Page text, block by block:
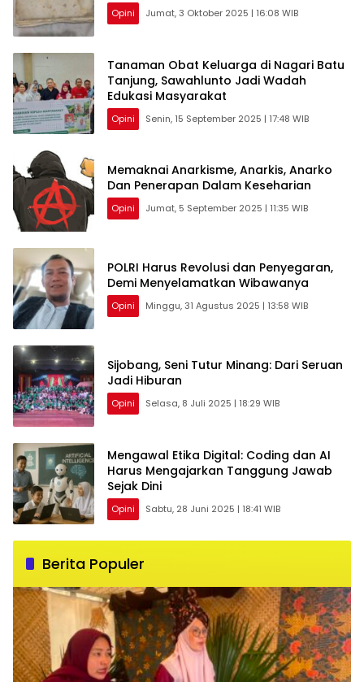
Opini Jumat, 3 Oktober 2025 | 16:08 WIB
Tanaman Obat Keluarga di Nagari Batu
Tanjung, Sawahlunto Jadi Wadah
Edukasi Masyarakat
Opini Senin, 15 September 2025 | 17:48 WIB
Memaknai Anarkisme, Anarkis, Anarko
Dan Penerapan Dalam Keseharian
Opini Jumat, 5 September 2025 | 11:35 WIB
POLRI Harus Revolusi dan Penyegaran,
Demi Menyelamatkan Wibawanya
Opini Minggu, 31 Agustus 2025 | 13:58 WIB
Sijobang, Seni Tutur Minang: Dari Seruan
Jadi Hiburan
Opini Selasa, 8 Juli 2025 | 18:29 WIB
Mengawal Etika Digital: Coding dan AI
Harus Mengajarkan Tanggung Jawab
Sejak Dini
Opini Sabtu, 28 Juni 2025 | 18:41 WIB
Berita Populer